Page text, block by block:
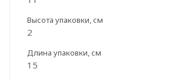
Высота упаковки, см
2
Длина упаковки, см
15